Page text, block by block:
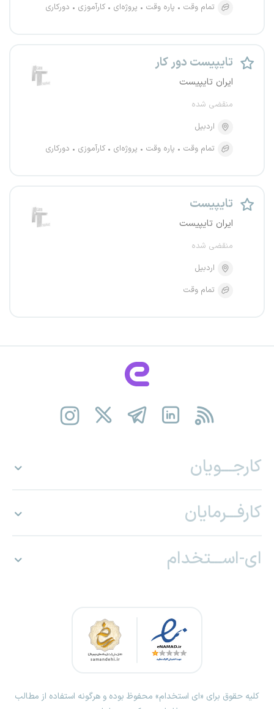
تمام وقت
پاره وقت پروژه‌ای کارآموزی دورکاری
تایپیست دور کار
ایران تایپیست
منقضی شده
اردبیل
تمام وقت
پاره وقت پروژه‌ای کارآموزی دورکاری
تایپیست
ایران تایپیست
منقضی شده
اردبیل
تمام وقت
کارجـــویان
کارفـــرمایان
ای-اســـتخدام
کلیه حقوق برای «ای استخدام» محفوظ بوده و هرگونه استفاده از مطالب